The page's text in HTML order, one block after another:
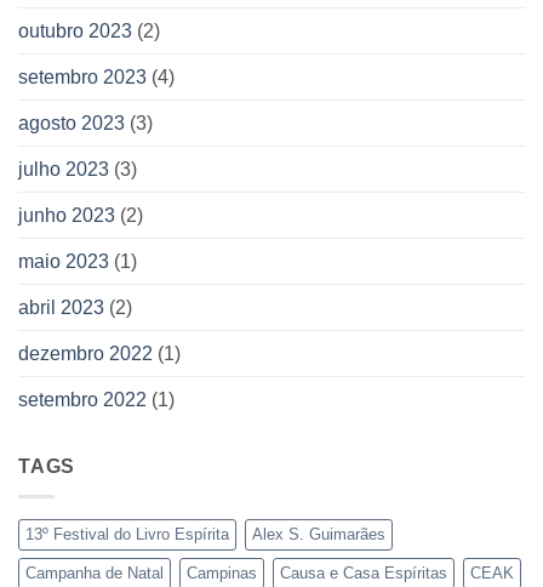
outubro 2023 (2)
setembro 2023 (4)
agosto 2023 (3)
julho 2023 (3)
junho 2023 (2)
maio 2023 (1)
abril 2023 (2)
dezembro 2022 (1)
setembro 2022 (1)
TAGS
13º Festival do Livro Espírita Alex S. Guimarães
Campanha de Natal Campinas Causa e Casa Espíritas CEAK